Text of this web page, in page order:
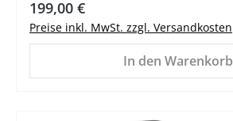
Regulärer Preis:
199,00 €
Preise inkl. MwSt. zzgl. Versandkosten
In den Warenkorb